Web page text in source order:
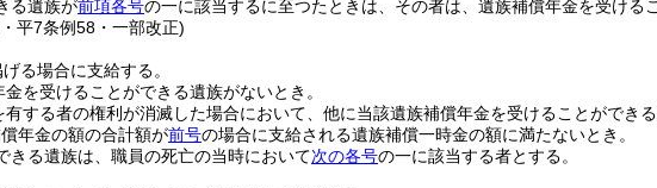
る遺族が前項各号の一に該当するに至つたときは、その者は、遺族補償年金を受ける
平7条例58・一部改正)
る場合に支給する。
を受けることができる遺族がないとき。
する者の権利が消滅した場合において、他に当該遺族補償年金を受けることができ
年金の額の合計額が前号の場合に支給される遺族補償一時金の額に満たないとき。
きる遺族は、職員の死亡の当時において次の各号の一に該当する者とする。